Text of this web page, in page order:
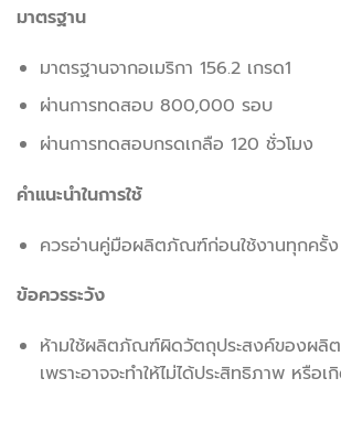
มาตรฐาน
มาตรฐานจากอเมริกา 156.2 เกรด1
ผ่านการทดสอบ 800,000 รอบ
ผ่านการทดสอบกรดเกลือ 120 ชั่วโมง
คำแนะนำในการใช้
ควรอ่านคู่มือผลิตภัณฑ์ก่อนใช้งานทุกครั้ง
ข้อควรระวัง
ห้ามใช้ผลิตภัณฑ์ผิดวัตถุประสงค์ของผลิ
เพราะอาจจะทำให้ไม่ได้ประสิทธิภาพ หรือเ